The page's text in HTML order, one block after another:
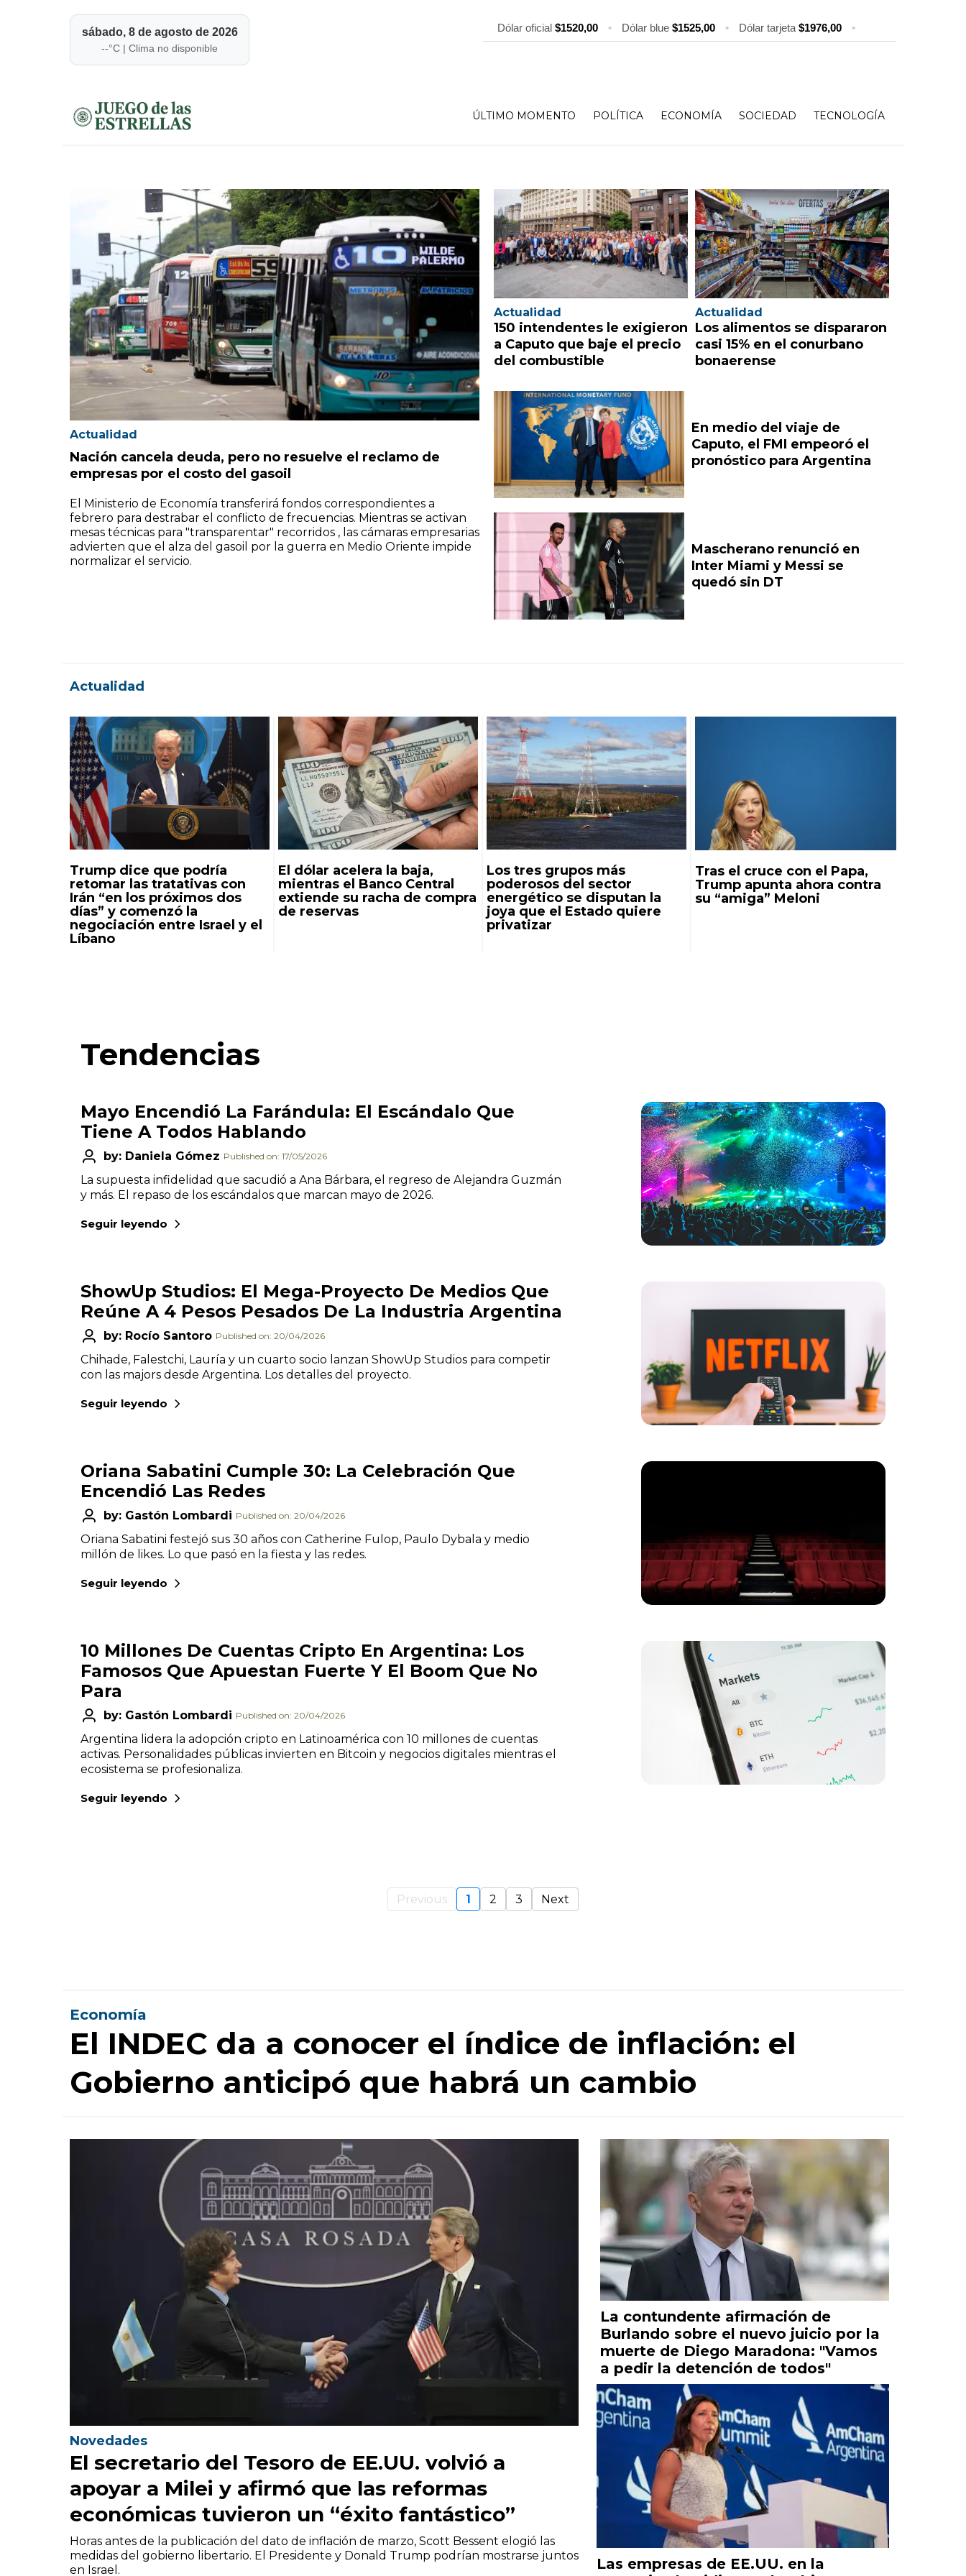
sábado, 8 de agosto de 2026
--°C | Clima no disponible
Dólar oficial $1520,00 • Dólar blue $1525,00 • Dólar tarjeta $1976,00 •
ÚLTIMO MOMENTO POLÍTICA ECONOMÍA SOCIEDAD TECNOLOGÍA
Actualidad
Nación cancela deuda, pero no resuelve el reclamo de
empresas por el costo del gasoil
El Ministerio de Economía transferirá fondos correspondientes a
febrero para destrabar el conflicto de frecuencias. Mientras se activan
mesas técnicas para "transparentar" recorridos , las cámaras empresarias
advierten que el alza del gasoil por la guerra en Medio Oriente impide
normalizar el servicio.
Actualidad
150 intendentes le exigieron
a Caputo que baje el precio
del combustible
Actualidad
Los alimentos se dispararon
casi 15% en el conurbano
bonaerense
En medio del viaje de
Caputo, el FMI empeoró el
pronóstico para Argentina
Mascherano renunció en
Inter Miami y Messi se
quedó sin DT
Actualidad
Trump dice que podría
retomar las tratativas con
Irán “en los próximos dos
días” y comenzó la
negociación entre Israel y el
Líbano
El dólar acelera la baja,
mientras el Banco Central
extiende su racha de compra
de reservas
Los tres grupos más
poderosos del sector
energético se disputan la
joya que el Estado quiere
privatizar
Tras el cruce con el Papa,
Trump apunta ahora contra
su “amiga” Meloni
Tendencias
Mayo Encendió La Farándula: El Escándalo Que
Tiene A Todos Hablando
by: Daniela Gómez Published on: 17/05/2026
La supuesta infidelidad que sacudió a Ana Bárbara, el regreso de Alejandra Guzmán
y más. El repaso de los escándalos que marcan mayo de 2026.
Seguir leyendo
ShowUp Studios: El Mega-Proyecto De Medios Que
Reúne A 4 Pesos Pesados De La Industria Argentina
by: Rocío Santoro Published on: 20/04/2026
Chihade, Falestchi, Lauría y un cuarto socio lanzan ShowUp Studios para competir
con las majors desde Argentina. Los detalles del proyecto.
Seguir leyendo
Oriana Sabatini Cumple 30: La Celebración Que
Encendió Las Redes
by: Gastón Lombardi Published on: 20/04/2026
Oriana Sabatini festejó sus 30 años con Catherine Fulop, Paulo Dybala y medio
millón de likes. Lo que pasó en la fiesta y las redes.
Seguir leyendo
10 Millones De Cuentas Cripto En Argentina: Los
Famosos Que Apuestan Fuerte Y El Boom Que No
Para
by: Gastón Lombardi Published on: 20/04/2026
Argentina lidera la adopción cripto en Latinoamérica con 10 millones de cuentas
activas. Personalidades públicas invierten en Bitcoin y negocios digitales mientras el
ecosistema se profesionaliza.
Seguir leyendo
Previous 1 2 3 Next
Economía
El INDEC da a conocer el índice de inflación: el
Gobierno anticipó que habrá un cambio
Novedades
El secretario del Tesoro de EE.UU. volvió a
apoyar a Milei y afirmó que las reformas
económicas tuvieron un “éxito fantástico”
Horas antes de la publicación del dato de inflación de marzo, Scott Bessent elogió las
medidas del gobierno libertario. El Presidente y Donald Trump podrían mostrarse juntos
en Israel.
La contundente afirmación de
Burlando sobre el nuevo juicio por la
muerte de Diego Maradona: "Vamos
a pedir la detención de todos"
Las empresas de EE.UU. en la